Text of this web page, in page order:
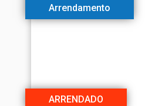
Arrendamento
ARRENDADO